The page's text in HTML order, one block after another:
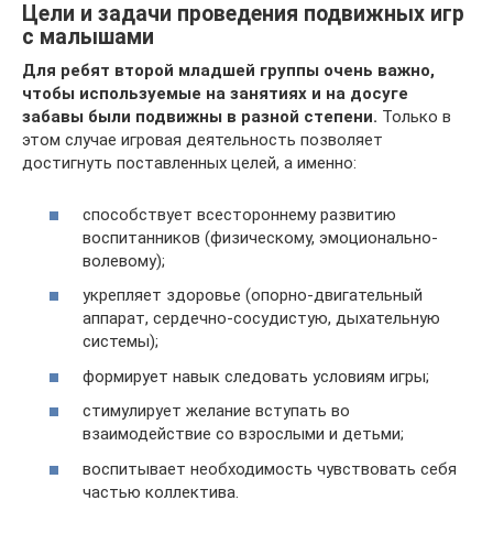
Цели и задачи проведения подвижных игр
с малышами
Для ребят второй младшей группы очень важно,
чтобы используемые на занятиях и на досуге
забавы были подвижны в разной степени. Только в
этом случае игровая деятельность позволяет
достигнуть поставленных целей, а именно:
способствует всестороннему развитию
воспитанников (физическому, эмоционально-
волевому);
укрепляет здоровье (опорно-двигательный
аппарат, сердечно-сосудистую, дыхательную
системы);
формирует навык следовать условиям игры;
стимулирует желание вступать во
взаимодействие со взрослыми и детьми;
воспитывает необходимость чувствовать себя
частью коллектива.